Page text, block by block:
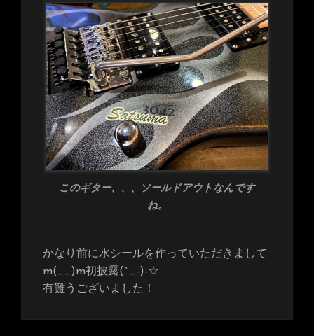
このギター、、、ソールドアウトなんです
ね。
かなり前に水シールを作っていただきまして
m(__)m初披露(^_-)-☆
有難うございました！